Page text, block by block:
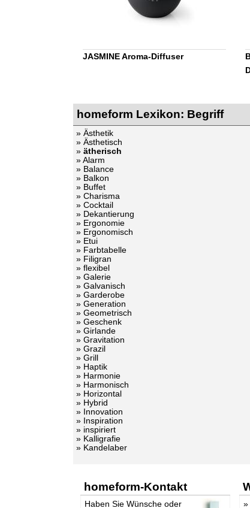
JASMINE Aroma-Diffuser
homeform Lexikon: Begriff
» Ästhetik
» Ästhetisch
» ätherisch
» Alarm
» Balance
» Balkon
» Buffet
» Charisma
» Cocktail
» Dekantierung
» Ergonomie
» Ergonomisch
» Etui
» Farbtabelle
» Filigran
» flexibel
» Galerie
» Galvanisch
» Garderobe
» Generation
» Geometrisch
» Geschenk
» Girlande
» Gravitation
» Grazil
» Grill
» Haptik
» Harmonie
» Harmonisch
» Horizontal
» Hybrid
» Innovation
» Inspiration
» inspiriert
» Kalligrafie
» Kandelaber
homeform-Kontakt
Haben Sie Wünsche oder »